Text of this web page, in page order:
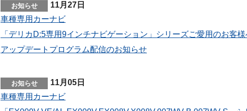
11月27日
車種専用カーナビ
「デリカD:5専用9インチナビゲーション」シリーズご愛用のお客
アップデートプログラム配信のお知らせ
11月05日
車種専用カーナビ